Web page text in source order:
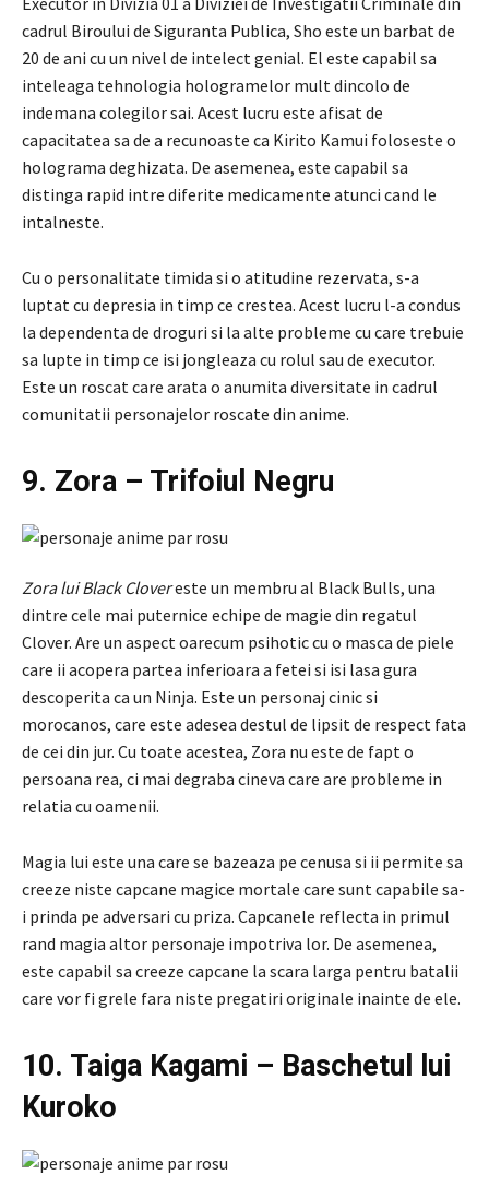
cadrul Biroului de Siguranta Publica, Sho este un barbat de
20 de ani cu un nivel de intelect genial. El este capabil sa
inteleaga tehnologia hologramelor mult dincolo de
indemana colegilor sai. Acest lucru este afisat de
capacitatea sa de a recunoaste ca Kirito Kamui foloseste o
holograma deghizata. De asemenea, este capabil sa
distinga rapid intre diferite medicamente atunci cand le
intalneste.
Cu o personalitate timida si o atitudine rezervata, s-a
luptat cu depresia in timp ce crestea. Acest lucru l-a condus
la dependenta de droguri si la alte probleme cu care trebuie
sa lupte in timp ce isi jongleaza cu rolul sau de executor.
Este un roscat care arata o anumita diversitate in cadrul
comunitatii personajelor roscate din anime.
9. Zora – Trifoiul Negru
Zora lui Black Clovereste un membru al Black Bulls, una
dintre cele mai puternice echipe de magie din regatul
Clover. Are un aspect oarecum psihotic cu o masca de piele
care ii acopera partea inferioara a fetei si isi lasa gura
descoperita ca un Ninja. Este un personaj cinic si
morocanos, care este adesea destul de lipsit de respect fata
de cei din jur. Cu toate acestea, Zora nu este de fapt o
persoana rea, ci mai degraba cineva care are probleme in
relatia cu oamenii.
Magia lui este una care se bazeaza pe cenusa si ii permite sa
creeze niste capcane magice mortale care sunt capabile sa-
i prinda pe adversari cu priza. Capcanele reflecta in primul
rand magia altor personaje impotriva lor. De asemenea,
este capabil sa creeze capcane la scara larga pentru batalii
care vor fi grele fara niste pregatiri originale inainte de ele.
10. Taiga Kagami – Baschetul lui
Kuroko